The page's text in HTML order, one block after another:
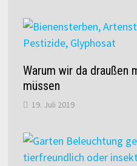
Warum wir da draußen
müssen
19. Juli 2019